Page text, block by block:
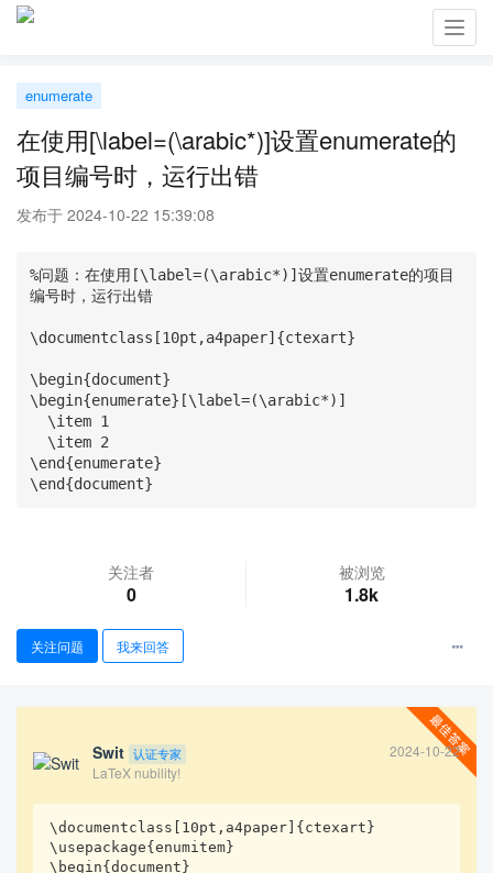
enumerate
在使用[\label=(\arabic*)]设置enumerate的
项目编号时，运行出错
发布于 2024-10-22 15:39:08
%问题：在使用[\label=(\arabic*)]设置enumerate的项目
编号时，运行出错
\documentclass[10pt,a4paper]{ctexart}
\begin{document}
\begin{enumerate}[\label=(\arabic*)]
\end{enumerate}
\end{document}
关注者
0
被浏览
1.8k
关注问题 我来回答
Swit 认证专家
2024-10-22
LaTeX nubility!
\documentclass[10pt,a4paper]{ctexart}
\usepackage{enumitem}
\begin{document}